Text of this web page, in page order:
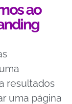
ao
resultados
uma página